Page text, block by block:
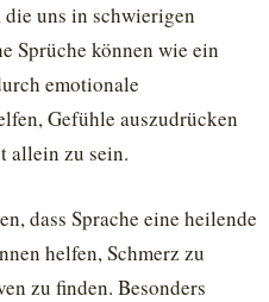
uns in schwierigen
Sprüche können wie ein
emotionale
Gefühle auszudrücken
allein zu sein.
dass Sprache eine heilende
helfen, Schmerz zu
zu finden. Besonders